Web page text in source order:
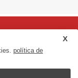
SC | CEP:
política de